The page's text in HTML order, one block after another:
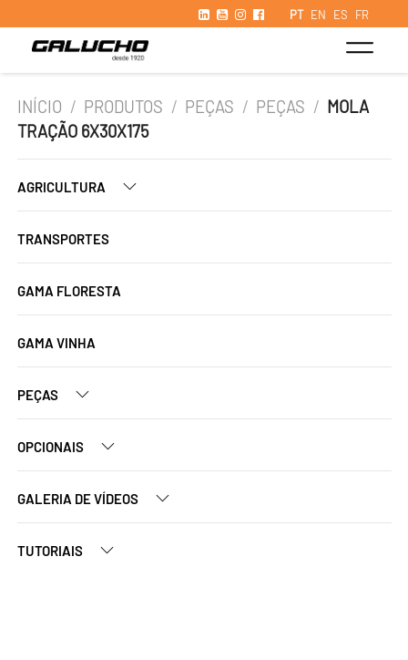
PT EN ES FR
INÍCIO / PRODUTOS / PEÇAS / PEÇAS / MOLA
TRAÇÃO 6X30X175
AGRICULTURA
TRANSPORTES
GAMA FLORESTA
GAMA VINHA
PEÇAS
OPCIONAIS
GALERIA DE VÍDEOS
TUTORIAIS